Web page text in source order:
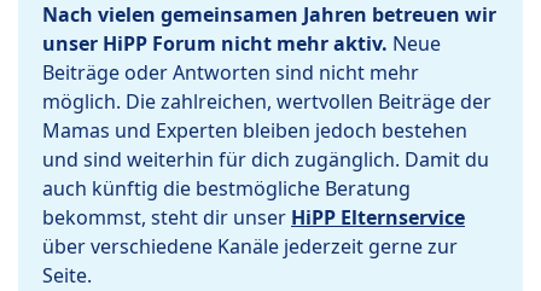
Nach vielen gemeinsamen Jahren betreuen wir
unser HiPP Forum nicht mehr aktiv. Neue
Beiträge oder Antworten sind nicht mehr
möglich. Die zahlreichen, wertvollen Beiträge der
Mamas und Experten bleiben jedoch bestehen
und sind weiterhin für dich zugänglich. Damit du
auch künftig die bestmögliche Beratung
bekommst, steht dir unser HiPP Elternservice
über verschiedene Kanäle jederzeit gerne zur
Seite.